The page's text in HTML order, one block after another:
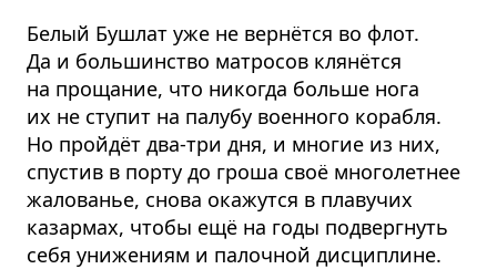
Белый Бушлат уже не вернётся во флот.
Да и большинство матросов клянётся
на прощание, что никогда больше нога
их не ступит на палубу военного корабля.
Но пройдёт два-три дня, и многие из них,
спустив в порту до гроша своё многолетнее
жалованье, снова окажутся в плавучих
казармах, чтобы ещё на годы подвергнуть
себя унижениям и палочной дисциплине.